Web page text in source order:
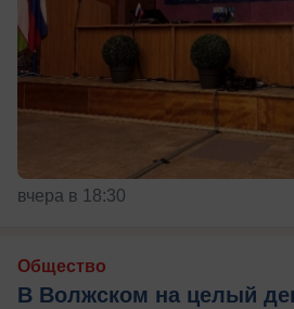
вчера в 18:30
Общество
В Волжском на целый